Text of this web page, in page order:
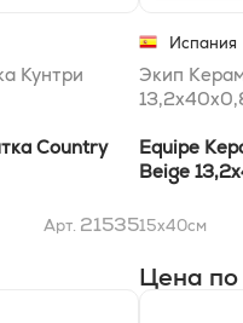
Кунтри
Country
Арт. 21535
Испания
Экип
Equipe
Beige
15x40см
Цена по